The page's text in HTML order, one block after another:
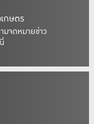
กษตร
จดหมายข่าว